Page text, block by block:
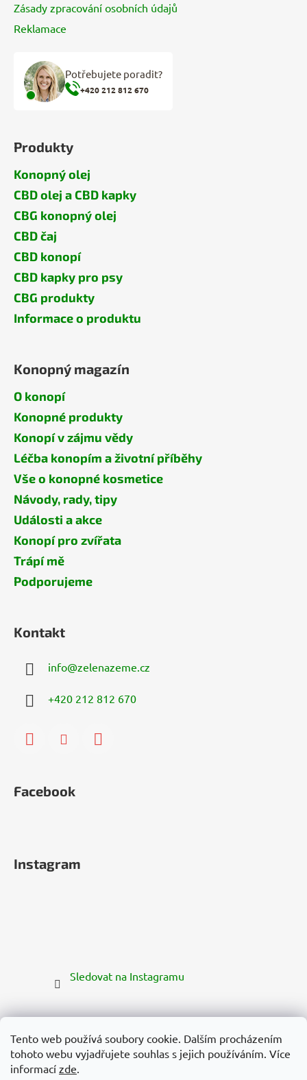
Tento web používá soubory cookie. Dalším procházením
tohoto webu vyjadřujete souhlas s jejich používáním. Více
informací zde.
Zásady zpracování osobních údajů
Reklamace
Potřebujete poradit?
+420 212 812 670
Produkty
Konopný olej
CBD olej a CBD kapky
CBG konopný olej
CBD čaj
CBD konopí
CBD kapky pro psy
CBG produkty
Informace o produktu
Konopný magazín
O konopí
Konopné produkty
Konopí v zájmu vědy
Léčba konopím a životní příběhy
Vše o konopné kosmetice
Návody, rady, tipy
Události a akce
Konopí pro zvířata
Trápí mě
Podporujeme
Kontakt
info@zelenazeme.cz
+420 212 812 670
Facebook
Instagram
Sledovat na Instagramu